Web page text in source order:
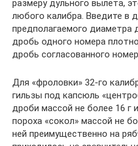
размеру дульного вылета,
любого калибра. Введите в
предполагаемого диаметра
дробь одного номера
дробь согласованного
Для «фроловки» 32-го
гильзы под капсюль
дроби массой не более 16 г
пороха «сокол» массой не
ней преимущественно на